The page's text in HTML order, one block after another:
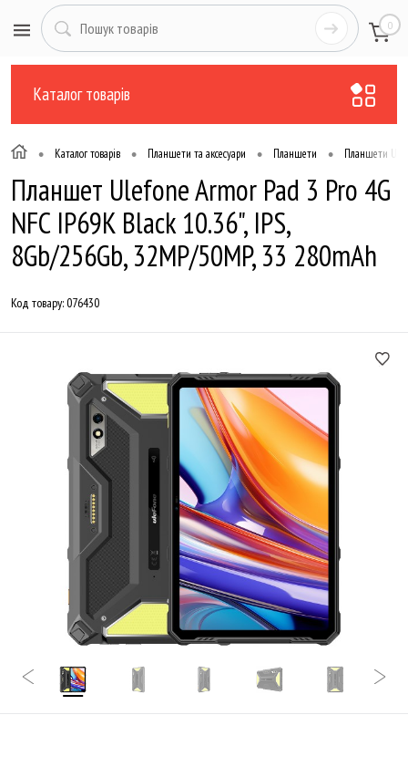
0
Каталог товарів
• Каталог товарів • Планшети та аксесуари • Планшети • Планшети
Планшет Ulefone Armor Pad 3 Pro 4G
NFC IP69K Black 10.36", IPS,
8Gb/256Gb, 32MP/50MP, 33 280mAh
Код товару:076430